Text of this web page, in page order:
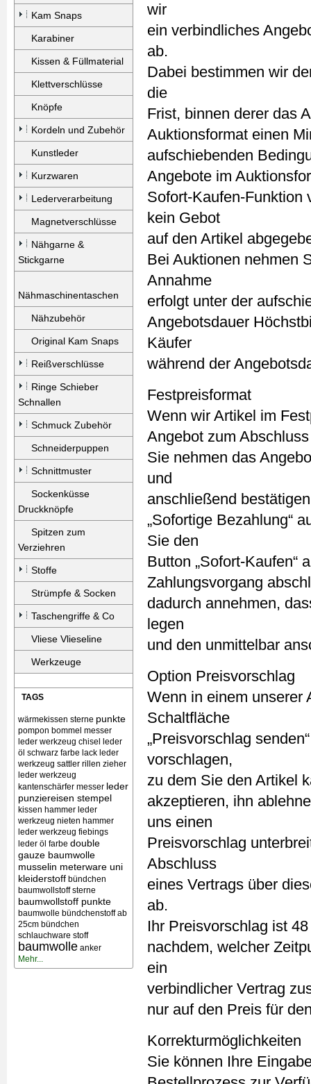
Kam Snaps
Karabiner
Kissen & Füllmaterial
Klettverschlüsse
Knöpfe
Kordeln und Zubehör
Kunstleder
Kurzwaren
Lederverarbeitung
Magnetverschlüsse
Nähgarne &
Stickgarne
Nähmaschinentaschen
Nähzubehör
Original Kam Snaps
Reißverschlüsse
Ringe Schieber
Schnallen
Schmuck Zubehör
Schneiderpuppen
Schnittmuster
Sockenküsse
Druckknöpfe
Spitzen zum
Verziehren
Stoffe
Strümpfe & Socken
Taschengriffe & Co
Vliese Vlieseline
Werkzeuge
TAGS
wärmekissen sterne punkte
pompon bommel messer
leder werkzeug chisel
leder
öl schwarz farbe lack leder
werkzeug sattler rillen zieher
leder werkzeug
kantenschärfer messer leder
punziereisen stempel
kissen hammer leder
werkzeug nieten hammer
leder werkzeug fiebings
leder öl farbe double
gauze baumwolle
musselin meterware uni
kleiderstoff bündchen
baumwollstoff sterne
baumwollstoff punkte
baumwolle bündchenstoff ab
25cm bündchen
schlauchware stoff
baumwolle anker
Mehr...
wir
ein verbindliches
ab.
Dabei bestimmen wir
die
Frist, binnen derer das
Auktionsformat einen
aufschiebenden
Angebote im
Sofort-Kaufen-Funktion
kein Gebot
auf den Artikel
Bei Auktionen nehmen
Annahme
erfolgt unter der
Angebotsdauer
Käufer
während der
Festpreisformat
Wenn wir Artikel im
Angebot zum
Sie nehmen das
und
anschließend
„Sofortige Bezahlung“
Sie den
Button „Sofort-Kaufen“
Zahlungsvorgang
dadurch annehmen,
legen
und den unmittelbar
Option Preisvorschlag
Wenn in einem unserer
Schaltfläche
„Preisvorschlag
vorschlagen,
zu dem Sie den Artikel
akzeptieren, ihn
uns einen
Preisvorschlag
Abschluss
eines Vertrags über
ab.
Ihr Preisvorschlag ist
nachdem, welcher
ein
verbindlicher Vertrag
nur auf den Preis für
Korrekturmöglichkeiten
Sie können Ihre